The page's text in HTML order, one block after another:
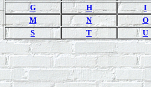
G
H
I
M
N
O
S
T U